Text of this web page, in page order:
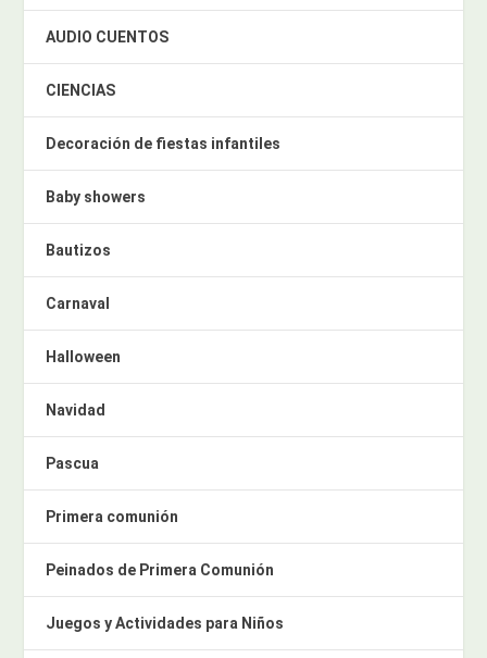
AUDIO CUENTOS
CIENCIAS
Decoración de fiestas infantiles
Baby showers
Bautizos
Carnaval
Halloween
Navidad
Pascua
Primera comunión
Peinados de Primera Comunión
Juegos y Actividades para Niños